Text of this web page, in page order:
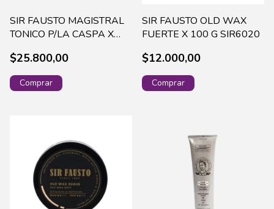
SIR FAUSTO MAGISTRAL
TONICO P/LA CASPA X
$25.800,00
SIR FAUSTO OLD WAX
FUERTE X 100 G SIR6020
$12.000,00